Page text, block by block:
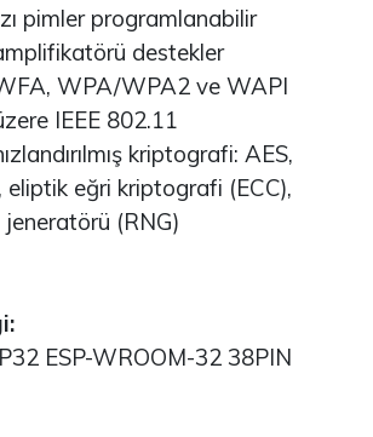
pimler programlanabilir
destekler
WPA/WPA2 ve WAPI
IEEE 802.11
kriptografi: AES,
eliptik eğri kriptografi (ECC),
jeneratörü (RNG)
ESP-WROOM-32 38PIN